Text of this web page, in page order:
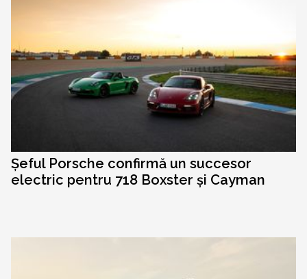
Șeful Porsche confirmă un succesor
electric pentru 718 Boxster și Cayman